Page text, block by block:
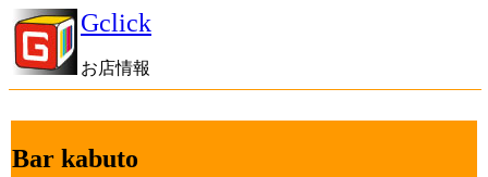
Gclick
お店情報
Bar kabuto